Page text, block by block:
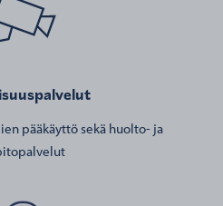
pääkäyttö sekä huolto- ja